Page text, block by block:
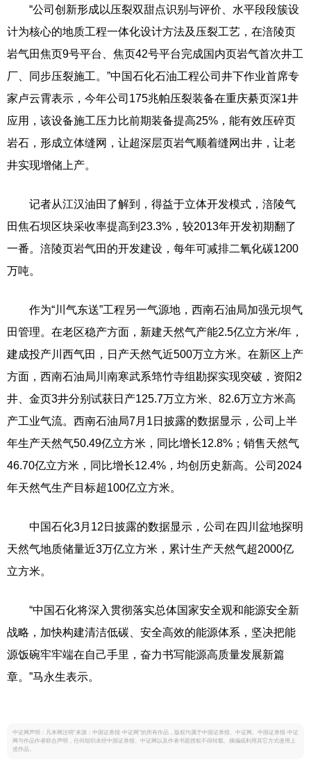
“公司创新形成以压裂双甜点识别与评价、水平段段簇设
计为核心的地质工程一体化设计方法及压裂工艺，在涪陵页
岩气田焦页9号平台、焦页42号平台完成国内页岩气首次井工
厂、同步压裂施工。”中国石化石油工程公司井下作业首席专
家卢云霄表示，今年公司175兆帕压裂装备在重庆綦页深1井
应用，该设备施工压力比前期装备提高25%，能有效压碎页
岩石，形成立体缝网，让超深层页岩气顺着缝网出井，让老
井实现增储上产。
记者从江汉油田了解到，得益于立体开发模式，涪陵气
田焦石坝区块采收率提高到23.3%，较2013年开发初期翻了
一番。涪陵页岩气田的开发建设，每年可减排二氧化碳1200
万吨。
作为“川气东送”工程另一气源地，西南石油局加强元坝气
田管理。在老区稳产方面，新建天然气产能2.5亿立方米/年，
建成投产川西气田，日产天然气近500万立方米。在新区上产
方面，西南石油局川南寒武系筇竹寺组勘探实现突破，资阳2
井、金页3井分别试获日产125.7万立方米、82.6万立方米高
产工业气流。西南石油局7月1日披露的数据显示，公司上半
年生产天然气50.49亿立方米，同比增长12.8%；销售天然气
46.70亿立方米，同比增长12.4%，均创历史新高。公司2024
年天然气生产目标超100亿立方米。
中国石化3月12日披露的数据显示，公司在四川盆地探明
天然气地质储量近3万亿立方米，累计生产天然气超2000亿
立方米。
“中国石化将深入贯彻落实总体国家安全观和能源安全新
战略，加快构建清洁低碳、安全高效的能源体系，坚决把能
源饭碗牢牢端在自己手里，奋力书写能源高质量发展新篇
章。”马永生表示。
中证网声明：凡本网注明“来源：中国证券报·中证网”的所有作品，版权均属于中国证券报、中证网。中国证券报·中证
网与作品作者联合声明，任何组织未经中国证券报、中证网以及作者书面授权不得转载、摘编或利用其它方式使用上
述作品。